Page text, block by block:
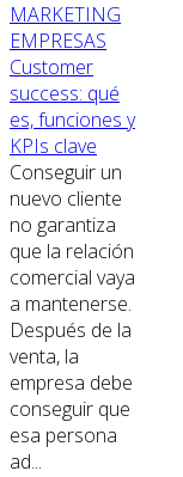
MARKETING
EMPRESAS
Customer
success: qué
es, funciones y
KPIs clave
Conseguir un
nuevo cliente
no garantiza
que la relación
comercial vaya
a mantenerse.
Después de la
venta, la
empresa debe
conseguir que
esa persona
ad...